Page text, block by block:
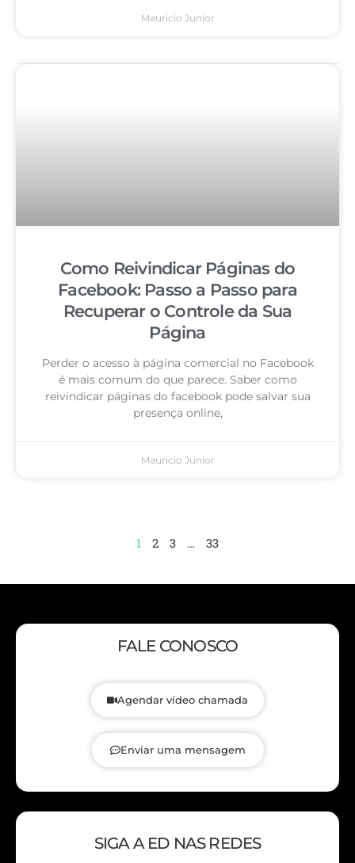
Mauricio Junior
Como Reivindicar Páginas do
Facebook: Passo a Passo para
Recuperar o Controle da Sua
Página
Perder o acesso à página comercial no Facebook
é mais comum do que parece. Saber como
reivindicar páginas do facebook pode salvar sua
presença online,
Mauricio Junior
1 2 3 … 33
FALE CONOSCO
Agendar vídeo chamada
Enviar uma mensagem
SIGA A ED NAS REDES